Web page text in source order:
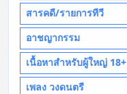
สารคดี/รายการทีวี
อาชญากรรม
เนื้อหาสำหรับผู้ใหญ่ 18+
เพลง วงดนตรี